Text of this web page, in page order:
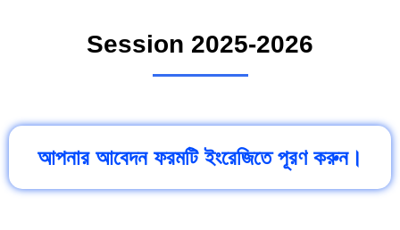
Session 2025-2026
আপনার আবেদন ফরমটি ইংরেজিতে পূরণ করুন।